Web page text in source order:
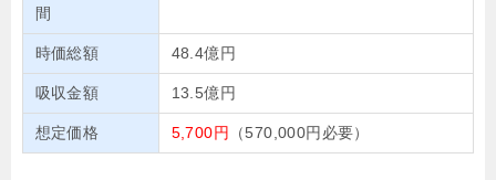
間
時価総額 48.4億円
吸収金額 13.5億円
想定価格 5,700円 （570,000円必要）